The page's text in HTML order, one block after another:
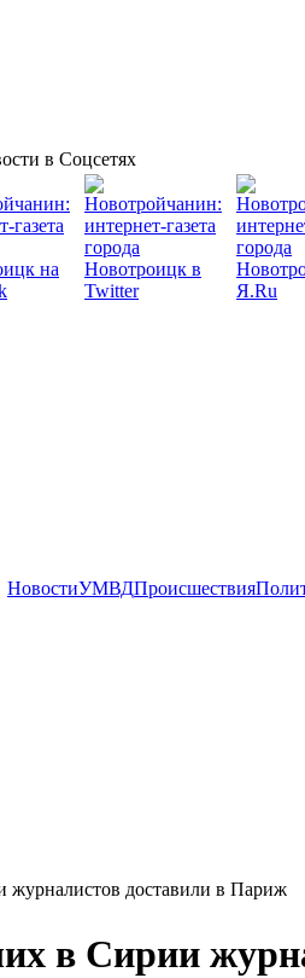
в Соцсетях
НовостиУМВДПроисшествия
доставили в Париж
в Сирии